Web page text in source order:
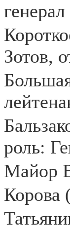
Зотов,
роль:
Майор
Корова